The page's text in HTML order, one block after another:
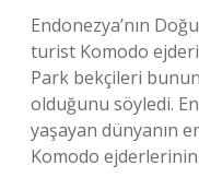
Endonezya’nın
turist Komodo ejderi
Park bekçileri bunun
olduğunu söyledi.
yaşayan dünyanın
Komodo ejderlerinin